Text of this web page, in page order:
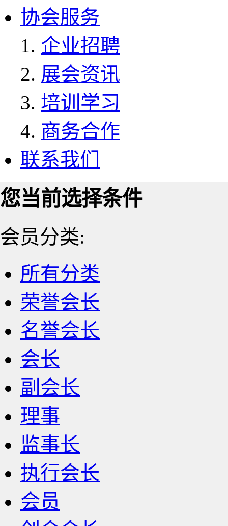
协会服务
企业招聘
展会资讯
培训学习
商务合作
联系我们
您当前选择条件
会员分类:
所有分类
荣誉会长
名誉会长
会长
副会长
理事
监事长
执行会长
会员